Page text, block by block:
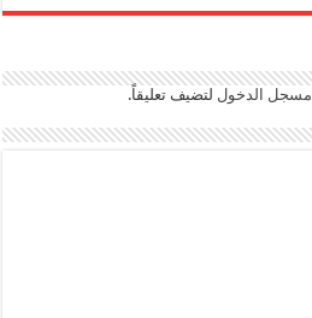
مسجل الدخوللتضيف تعليقاً.